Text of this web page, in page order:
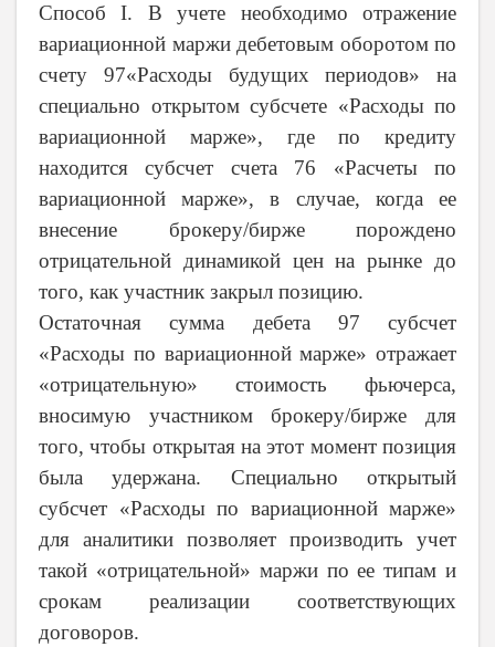
СпособI. В учете необходимо отражение
вариационной маржи дебетовым оборотом по
счету 97«Расходы будущих периодов» на
специально открытом субсчете «Расходы по
вариационной марже», где по кредиту
находится субсчет счета 76 «Расчеты по
вариационной марже», в случае, когда ее
внесение брокеру/бирже порождено
отрицательной динамикой цен на рынке до
того, как участник закрыл позицию.
Остаточная сумма дебета 97 субсчет
«Расходы по вариационной марже» отражает
«отрицательную» стоимость фьючерса,
вносимую участником брокеру/бирже для
того, чтобы открытая на этот момент позиция
была удержана. Специально открытый
субсчет «Расходы по вариационной марже»
для аналитики позволяет производить учет
такой «отрицательной» маржи по ее типам и
срокам реализации соответствующих
договоров.